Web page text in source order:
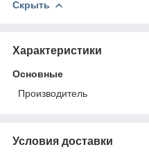
Скрыть
Характеристики
Основные
Производитель
Условия доставки